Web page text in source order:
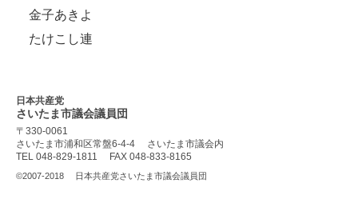
金子あきよ
たけこし連
日本共産党
さいたま市議会議員団
〒330-0061
さいたま市浦和区常盤6-4-4
さいたま市議会内
TEL 048-829-1811
FAX 048-833-8165
©2007-2018 日本共産党さいたま市議会議員団